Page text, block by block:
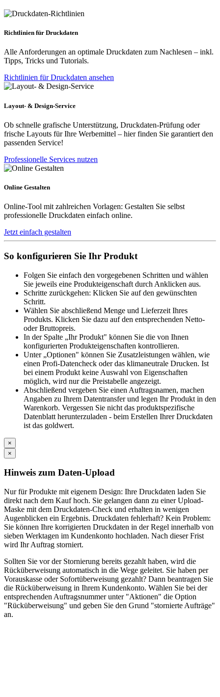
Richtlinien für Druckdaten
Alle Anforderungen an optimale Druckdaten zum Nachlesen – inkl.
Tipps, Tricks und Tutorials.
Richtlinien für Druckdaten ansehen
Layout- & Design-Service
Ob schnelle grafische Unterstützung, Druckdaten-Prüfung oder
frische Layouts für Ihre Werbemittel – hier finden Sie garantiert den
passenden Service!
Professionelle Services nutzen
Online Gestalten
Online-Tool mit zahlreichen Vorlagen: Gestalten Sie selbst
professionelle Druckdaten einfach online.
Jetzt einfach gestalten
So konfigurieren Sie Ihr Produkt
Folgen Sie einfach den vorgegebenen Schritten und wählen
Sie jeweils eine Produkteigenschaft durch Anklicken aus.
Schritte zurückgehen: Klicken Sie auf den gewünschten
Schritt.
Wählen Sie abschließend Menge und Lieferzeit Ihres
Produkts. Klicken Sie dazu auf den entsprechenden Netto-
oder Bruttopreis.
In der Spalte „Ihr Produkt" können Sie die von Ihnen
konfigurierten Produkteigenschaften kontrollieren.
Unter „Optionen" können Sie Zusatzleistungen wählen, wie
einen Profi-Datencheck oder das klimaneutrale Drucken. Ist
bei einem Produkt keine Auswahl von Eigenschaften
möglich, wird nur die Preistabelle angezeigt.
Abschließend vergeben Sie einen Auftragsnamen, machen
Angaben zu Ihrem Datentransfer und legen Ihr Produkt in den
Warenkorb. Vergessen Sie nicht das produktspezifische
Datenblatt herunterzuladen - beim Erstellen Ihrer Druckdaten
ist das goldwert.
×
×
Hinweis zum Daten-Upload
Nur für Produkte mit eigenem Design: Ihre Druckdaten laden Sie
direkt nach dem Kauf hoch. Sie gelangen dann zu einer Upload-
Maske mit dem Druckdaten-Check und erhalten in wenigen
Augenblicken ein Ergebnis. Druckdaten fehlerhaft? Kein Problem:
Sie können Ihre korrigierten Druckdaten in der Regel innerhalb von
sieben Werktagen im Kundenkonto hochladen. Nach dieser Frist
wird Ihr Auftrag storniert.
Sollten Sie vor der Stornierung bereits gezahlt haben, wird die
Rücküberweisung automatisch in die Wege geleitet. Sie haben per
Vorauskasse oder Sofortüberweisung gezahlt? Dann beantragen Sie
die Rücküberweisung in Ihrem Kundenkonto. Wählen Sie bei der
entsprechenden Auftragsnummer unter "Aktionen" die Option
"Rücküberweisung" und geben Sie den Grund "stornierte Aufträge"
an.